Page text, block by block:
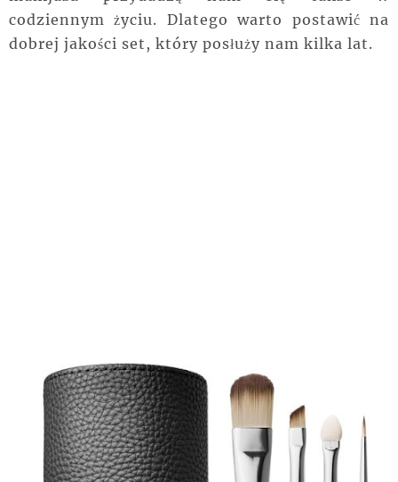
codziennym życiu. Dlatego warto postawić na
dobrej jakości set, który posłuży nam kilka lat.